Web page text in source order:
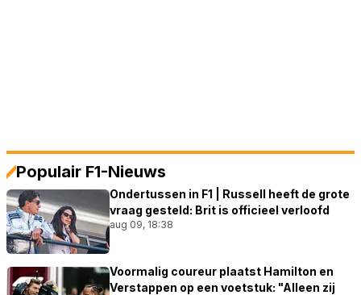
Populair F1-Nieuws
Ondertussen in F1 | Russell heeft de grote
vraag gesteld: Brit is officieel verloofd
aug 09, 18:38
Voormalig coureur plaatst Hamilton en
Verstappen op een voetstuk: "Alleen zij